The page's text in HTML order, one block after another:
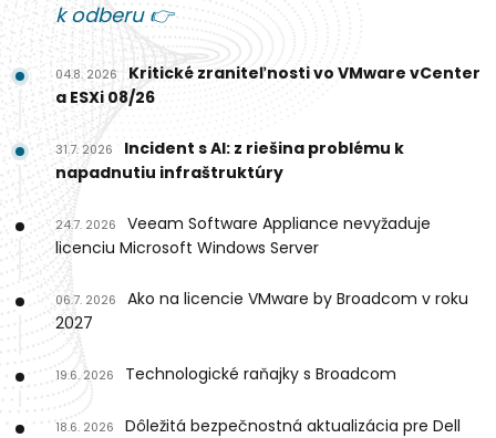
k odberu 👉
04.8. 2026
Kritické zraniteľnosti vo VMware vCenter
a ESXi 08/26
31.7. 2026
Incident s AI: z riešina problému k
napadnutiu infraštruktúry
24.7. 2026
Veeam Software Appliance nevyžaduje
licenciu Microsoft Windows Server
06.7. 2026
Ako na licencie VMware by Broadcom v roku
2027
19.6. 2026 Technologické raňajky s Broadcom
18.6. 2026
Dôležitá bezpečnostná aktualizácia pre Dell